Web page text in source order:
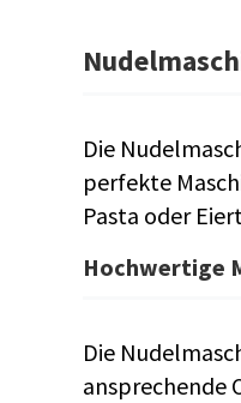
Die
perfekte
Pasta oder
Hochwertige
Die
ansprechende